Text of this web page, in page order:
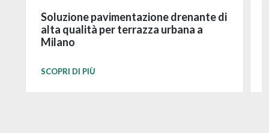
Soluzione pavimentazione drenante di
alta qualità per terrazza urbana a
Milano
SCOPRI DI PIÙ